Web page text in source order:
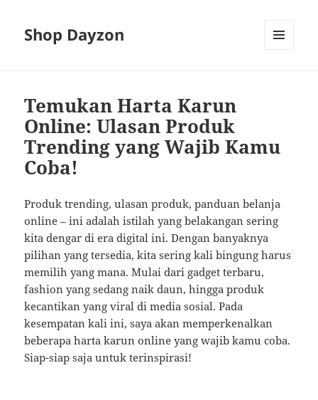
Shop Dayzon
Temukan Harta Karun
Online: Ulasan Produk
Trending yang Wajib Kamu
Coba!
Produk trending, ulasan produk, panduan belanja
online – ini adalah istilah yang belakangan sering
kita dengar di era digital ini. Dengan banyaknya
pilihan yang tersedia, kita sering kali bingung harus
memilih yang mana. Mulai dari gadget terbaru,
fashion yang sedang naik daun, hingga produk
kecantikan yang viral di media sosial. Pada
kesempatan kali ini, saya akan memperkenalkan
beberapa harta karun online yang wajib kamu coba.
Siap-siap saja untuk terinspirasi!